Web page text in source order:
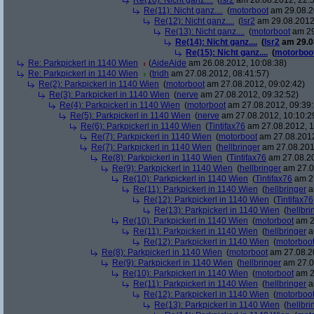
Re(11): Nicht ganz.... (motorboot am
Re(12): Nicht ganz.... ( lsr2 am
Re(13): Nicht ganz.... (motorboot am
Re(14): Nicht ganz.... ( lsr2 am
Re(15): Nicht ganz.... (
Re: Parkpickerl in 1140 Wien
(AideAide am 26.08.2012, 10:08:38)
Re: Parkpickerl in 1140 Wien
(tridh am 27.08.2012, 08:41:57)
Re(2): Parkpickerl in 1140 Wien (motorboot am 27.08.2012, 09:02:42)
Re(3): Parkpickerl in 1140 Wien (nerve am 27.08.2012, 09:32:52)
Re(4): Parkpickerl in 1140 Wien (motorboot am 27.08.2012,
Re(5): Parkpickerl in 1140 Wien (nerve am 27.08.2012,
Re(6): Parkpickerl in 1140 Wien (Tintifax76 am 27.08.2012,
Re(7): Parkpickerl in 1140 Wien (motorboot am
Re(7): Parkpickerl in 1140 Wien (hellbringer am
Re(8): Parkpickerl in 1140 Wien (Tintifax76 am
Re(9): Parkpickerl in 1140 Wien (hellbringer am
Re(10): Parkpickerl in 1140 Wien (Tintifax76 am
Re(11): Parkpickerl in 1140 Wien (hellbringer
Re(12): Parkpickerl in 1140 Wien (Tintifax76
Re(13): Parkpickerl in 1140 Wien (
Re(10): Parkpickerl in 1140 Wien (motorboot am
Re(11): Parkpickerl in 1140 Wien (hellbringer
Re(12): Parkpickerl in 1140 Wien (motorboot
Re(8): Parkpickerl in 1140 Wien (motorboot am
Re(9): Parkpickerl in 1140 Wien (hellbringer am
Re(10): Parkpickerl in 1140 Wien (motorboot am
Re(11): Parkpickerl in 1140 Wien (hellbringer
Re(12): Parkpickerl in 1140 Wien (motorboot
Re(13): Parkpickerl in 1140 Wien (